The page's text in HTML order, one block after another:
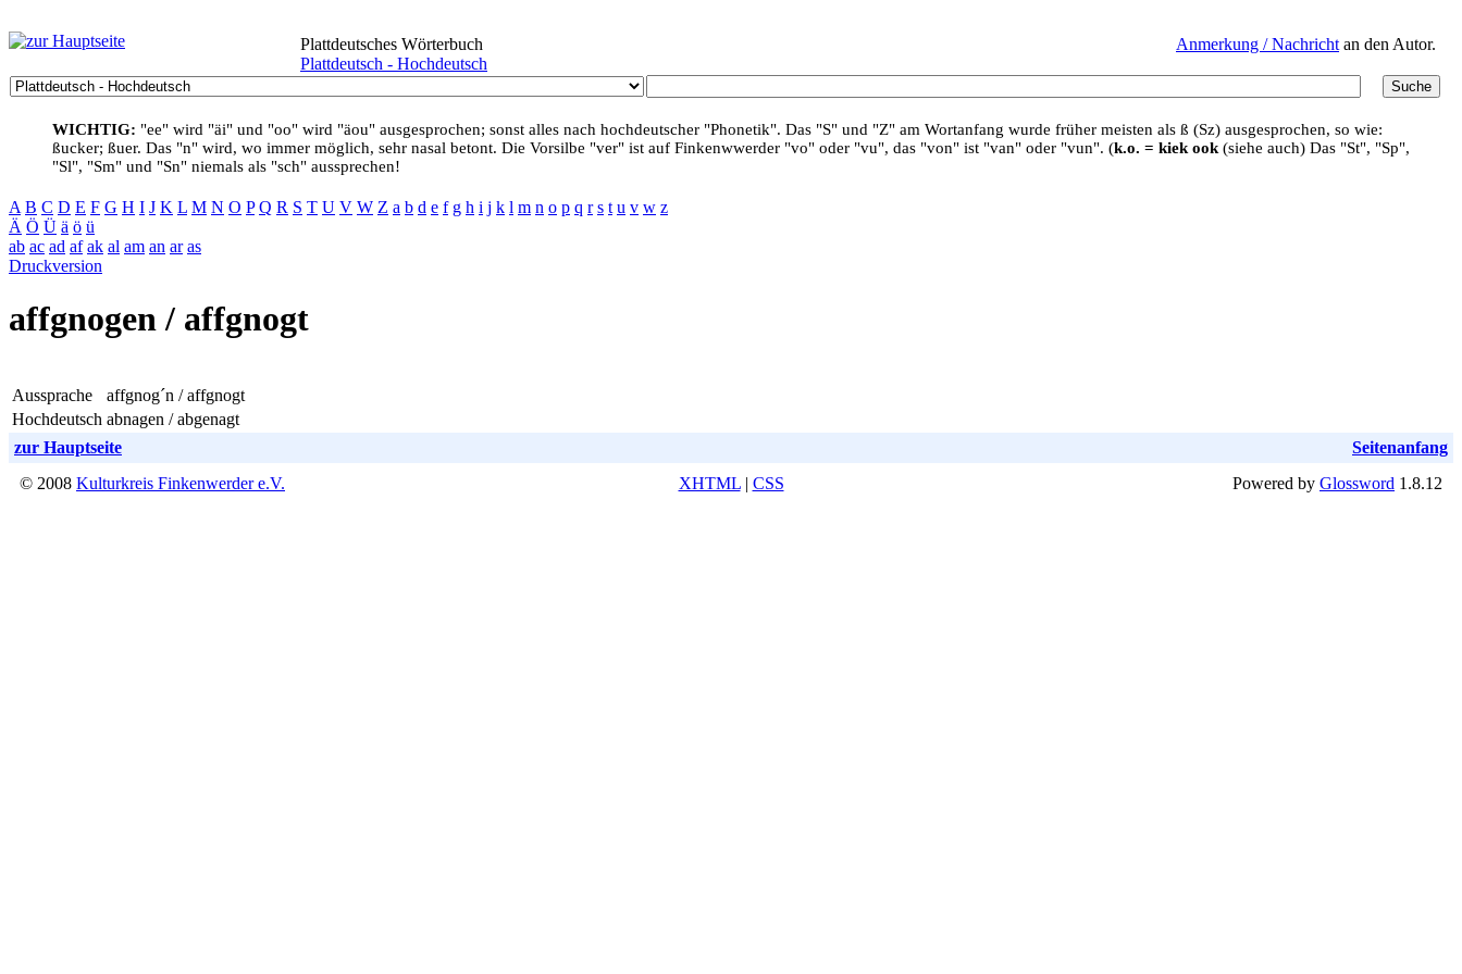
Anmerkung / Nachricht an den Autor.
Plattdeutsches Wörterbuch
Plattdeutsch - Hochdeutsch
WICHTIG: "ee" wird "äi" und "oo" wird "äou" ausgesprochen; sonst alles nach hochdeutscher "Phonetik". Das "S" und "Z" am Wortanfang wurde früher meisten als ß (Sz) ausgesprochen, so wie:
ßucker; ßuer. Das "n" wird, wo immer möglich, sehr nasal betont. Die Vorsilbe "ver" ist auf Finkenwwerder "vo" oder "vu", das "von" ist "van" oder "vun". (k.o. = kiek ook (siehe auch) Das "St", "Sp",
"Sl", "Sm" und "Sn" niemals als "sch" aussprechen!
A B C D E F G H I J K L M N O P Q R S T U V W Z a b d e f g h i j k l m n o p q r s t u v w z
Ä Ö Ü ä ö ü
ab ac ad af ak al am an ar as
Druckversion
affgnogen / affgnogt
Aussprache
affgnog´n / affgnogt
Hochdeutsch abnagen / abgenagt
zur Hauptseite
Seitenanfang
© 2008 Kulturkreis Finkenwerder e.V. XHTML| CSS Powered by Glossword 1.8.12